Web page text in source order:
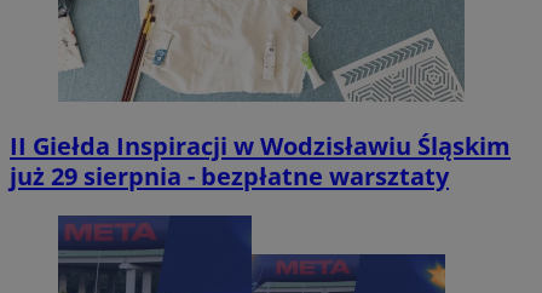
II Giełda Inspiracji w Wodzisławiu Śląskim
już 29 sierpnia - bezpłatne warsztaty